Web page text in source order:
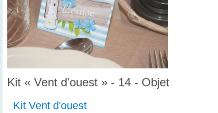
Kit « Vent d'ouest » - 14 - Objet
Kit Vent d'ouest